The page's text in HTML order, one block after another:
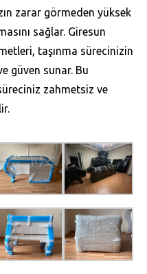
zarar görmeden yüksek
sağlar. Giresun
taşınma sürecinizin
güven sunar. Bu
zahmetsiz ve